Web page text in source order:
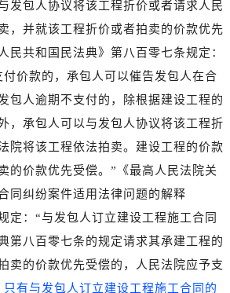
发包人协议将该工程折价或者请求人民
，并就该工程折价或者拍卖的价款优先
民共和国民法典》第八百零七条规定：
价款的，承包人可以催告发包人在合
包人逾期不支付的，除根据建设工程的
，承包人可以与发包人协议将该工程折
院将该工程依法拍卖。建设工程的价款
的价款优先受偿。”《最高人民法院关
同纠纷案件适用法律问题的解释
定：“与发包人订立建设工程施工合同
第八百零七条的规定请求其承建工程的
卖的价款优先受偿的，人民法院应予支
只有与发包人订立建设工程施工合同的